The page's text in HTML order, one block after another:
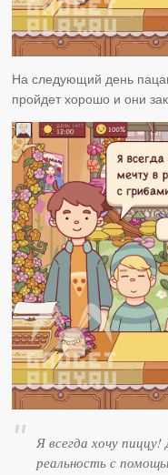
На следующий день
пройдет хорошо и они
Я всегда хочу
реальность с